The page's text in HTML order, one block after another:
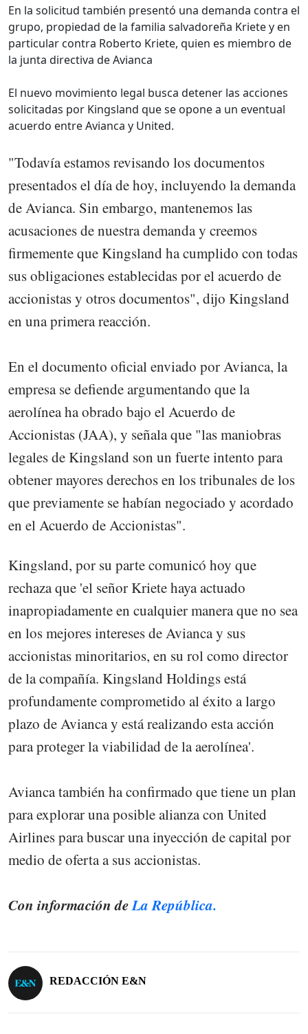
En la solicitud también presentó una demanda contra el
grupo, propiedad de la familia salvadoreña Kriete y en
particular contra Roberto Kriete, quien es miembro de
la junta directiva de Avianca
El nuevo movimiento legal busca detener las acciones
solicitadas por Kingsland que se opone a un eventual
acuerdo entre Avianca y United.
"Todavía estamos revisando los documentos
presentados el día de hoy, incluyendo la demanda
de Avianca. Sin embargo, mantenemos las
acusaciones de nuestra demanda y creemos
firmemente que Kingsland ha cumplido con todas
sus obligaciones establecidas por el acuerdo de
accionistas y otros documentos", dijo Kingsland
en una primera reacción.
En el documento oficial enviado por Avianca, la
empresa se defiende argumentando que la
aerolínea ha obrado bajo el Acuerdo de
Accionistas (JAA), y señala que "las maniobras
legales de Kingsland son un fuerte intento para
obtener mayores derechos en los tribunales de los
que previamente se habían negociado y acordado
en el Acuerdo de Accionistas".
Kingsland, por su parte comunicó hoy que
rechaza que 'el señor Kriete haya actuado
inapropiadamente en cualquier manera que no sea
en los mejores intereses de Avianca y sus
accionistas minoritarios, en su rol como director
de la compañía. Kingsland Holdings está
profundamente comprometido al éxito a largo
plazo de Avianca y está realizando esta acción
para proteger la viabilidad de la aerolínea'.
Avianca también ha confirmado que tiene un plan
para explorar una posible alianza con United
Airlines para buscar una inyección de capital por
medio de oferta a sus accionistas.
Con información deLa República.
REDACCIÓN E&N